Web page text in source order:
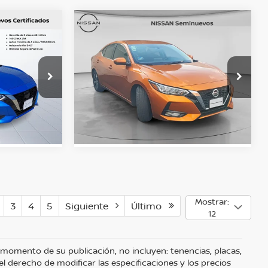
Ext. Int.
2023
ADVANCE CVT 23
Nissan Autocom Querétaro
Constituyentes
Valores:465422
Ext.
Precio:
OBTÉN UNA COTIZACIÓN
OBTÉN FINANCIAMIENTO
CHATEA SOBRE EL AUTO
Comparar vehículo
3 4 5 Siguiente Último
Mostrar:
12
de su publicación, no incluyen: tenencias, placas,
derecho de modificar las especificaciones y los precios